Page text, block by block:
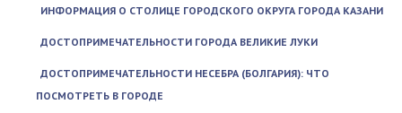
ИНФОРМАЦИЯ О СТОЛИЦЕ ГОРОДСКОГО ОКРУГА ГОРОДА КАЗАНИ
ДОСТОПРИМЕЧАТЕЛЬНОСТИ ГОРОДА ВЕЛИКИЕ ЛУКИ
ДОСТОПРИМЕЧАТЕЛЬНОСТИ НЕСЕБРА (БОЛГАРИЯ): ЧТО
ПОСМОТРЕТЬ В ГОРОДЕ